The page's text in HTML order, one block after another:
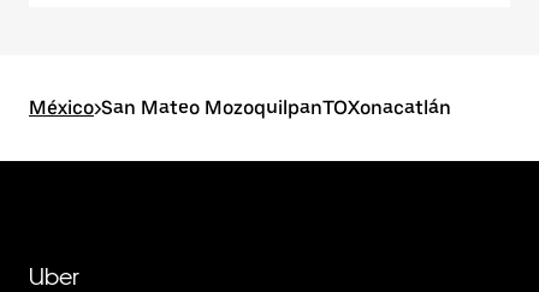
México>San Mateo MozoquilpanTOXonacatlán
Uber